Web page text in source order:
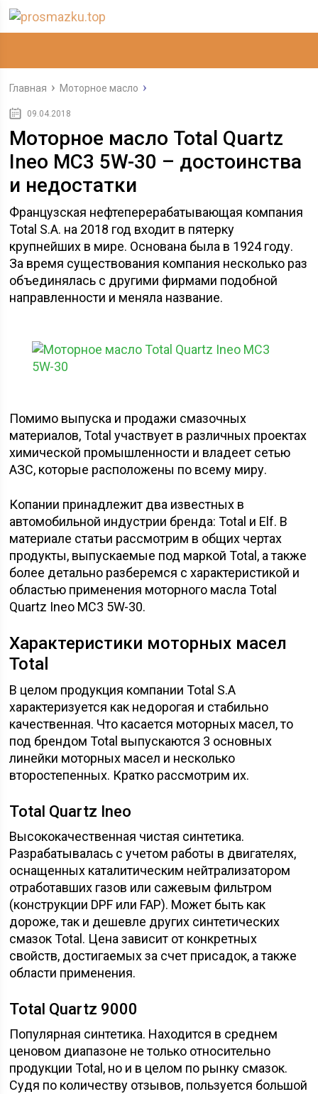
Главная Моторное масло
09.04.2018
Моторное масло Total Quartz
Ineo MC3 5W-30 – достоинства
и недостатки
Французская нефтеперерабатывающая компания
Total S.A. на 2018 год входит в пятерку
крупнейших в мире. Основана была в 1924 году.
За время существования компания несколько раз
объединялась с другими фирмами подобной
направленности и меняла название.
Помимо выпуска и продажи смазочных
материалов, Total участвует в различных проектах
химической промышленности и владеет сетью
АЗС, которые расположены по всему миру.
Копании принадлежит два известных в
автомобильной индустрии бренда: Total и Elf. В
материале статьи рассмотрим в общих чертах
продукты, выпускаемые под маркой Total, а также
более детально разберемся с характеристикой и
областью применения моторного масла Total
Quartz Ineo MC3 5W-30.
Характеристики моторных масел
Total
В целом продукция компании Total S.A
характеризуется как недорогая и стабильно
качественная. Что касается моторных масел, то
под брендом Total выпускаются 3 основных
линейки моторных масел и несколько
второстепенных. Кратко рассмотрим их.
Total Quartz Ineo
Высококачественная чистая синтетика.
Разрабатывалась с учетом работы в двигателях,
оснащенных каталитическим нейтрализатором
отработавших газов или сажевым фильтром
(конструкции DPF или FAP). Может быть как
дороже, так и дешевле других синтетических
смазок Total. Цена зависит от конкретных
свойств, достигаемых за счет присадок, а также
области применения.
Total Quartz 9000
Популярная синтетика. Находится в среднем
ценовом диапазоне не только относительно
продукции Total, но и в целом по рынку смазок.
Судя по количеству отзывов, пользуется большой